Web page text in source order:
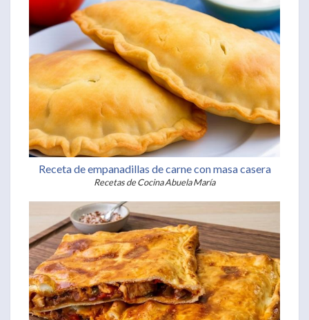
Receta de empanadillas de carne con masa casera
Recetas de Cocina Abuela María